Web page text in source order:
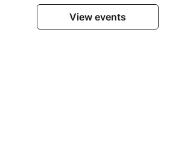
View events